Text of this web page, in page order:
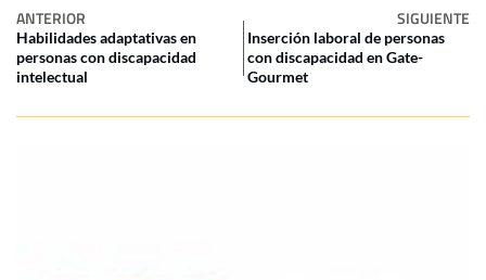
ANTERIOR SIGUIENTE
Habilidades adaptativas en
personas con discapacidad
intelectual
Inserción laboral de personas
con discapacidad en Gate-
Gourmet